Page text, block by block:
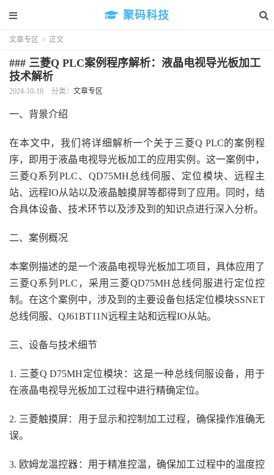
聚码科技
文章专区 > 正文
### 三菱Q PLC案例程序解析：液晶电视导光板加工
技术解析
2024-10-10 分类： 文章专区
一、背景介绍
在本文中，我们将详细解析一个关于三菱Q PLC的案例程
序，即用于液晶电视导光板加工的应用实例。这一案例中，
三菱Q系列PLC、QD75MH总线伺服、定位模块、远程主
站、远程IO从站以及液晶触摸屏等都得到了应用。同时，结
合具体设备、技术环节以及涉及到的知识点进行深入分析。
二、案例概况
本案例描述的是一个液晶电视导光板加工项目，具体应用了
三菱Q系列PLC，采用三菱QD75MH总线伺服进行定位控
制。在这个案例中，涉及到的主要设备包括定位模块SSNET
总线伺服、QJ61BT11N远程主站和远程IO从站。
三、设备与技术细节
1. 三菱Q D75MH定位模块：这是一种总线伺服设备，用于
在液晶电视导光板加工过程中进行精确定位。
2. 三菱触摸屏：用于显示和控制加工过程，确保操作准确无
误。
3. 欧姆龙温控器：用于精准控温，确保加工过程中的温度控